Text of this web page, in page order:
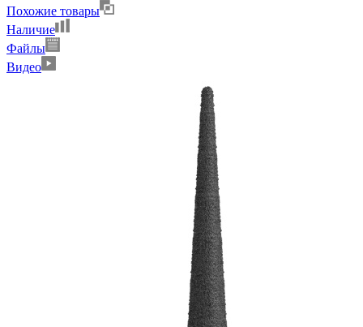
Похожие товары
Наличие
Файлы
Видео